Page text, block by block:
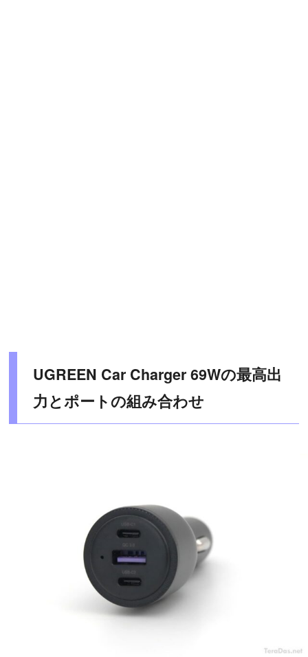
UGREEN Car Charger 69Wの最高出
力とポートの組み合わせ